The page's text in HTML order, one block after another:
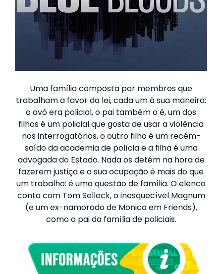
Uma família composta por membros que
trabalham a favor da lei, cada um à sua maneira:
o avô era policial, o pai também o é, um dos
filhos é um policial que gosta de usar a violência
nos interrogatórios, o outro filho é um recém-
saído da academia de polícia e a filha é uma
advogada do Estado. Nada os detém na hora de
fazerem justiça e a sua ocupação é mais do que
um trabalho: é uma questão de família. O elenco
conta com Tom Selleck, o inesquecível Magnum
(e um ex-namorado de Monica em Friends),
como o pai da família de policiais.